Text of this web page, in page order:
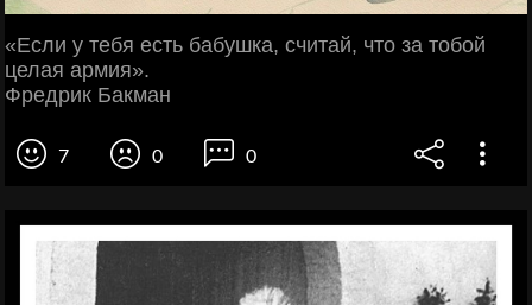
«Если у тебя есть бабушка, считай, что за тобой
целая армия».
Фредрик Бакман
7 0 0